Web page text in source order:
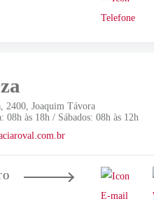
2400, Joaquim Távora
08h às 18h / Sábados: 08h às 12h